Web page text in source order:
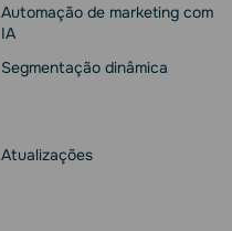
Automação de marketing com
IA
Segmentação dinâmica
Atualizações